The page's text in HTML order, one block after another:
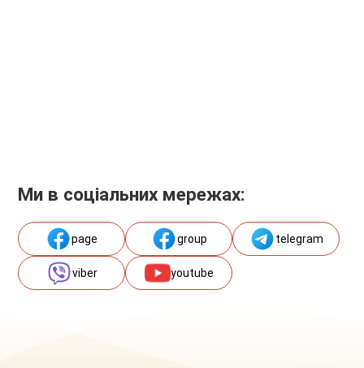
Ми в соціальних мережах:
page group telegram
viber youtube